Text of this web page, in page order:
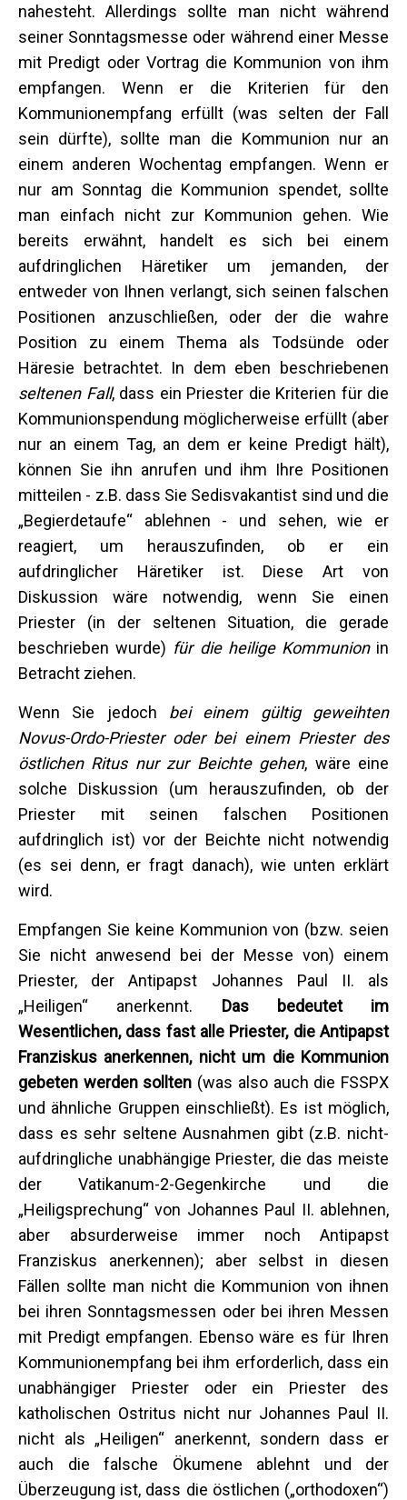
nahesteht. Allerdings sollte man nicht während
seiner Sonntagsmesse oder während einer Messe
mit Predigt oder Vortrag die Kommunion von ihm
empfangen. Wenn er die Kriterien für den
Kommunionempfang erfüllt (was selten der Fall
sein dürfte), sollte man die Kommunion nur an
einem anderen Wochentag empfangen. Wenn er
nur am Sonntag die Kommunion spendet, sollte
man einfach nicht zur Kommunion gehen. Wie
bereits erwähnt, handelt es sich bei einem
aufdringlichen Häretiker um jemanden, der
entweder von Ihnen verlangt, sich seinen falschen
Positionen anzuschließen, oder der die wahre
Position zu einem Thema als Todsünde oder
Häresie betrachtet. In dem eben beschriebenen
seltenen Fall, dass ein Priester die Kriterien für die
Kommunionspendung möglicherweise erfüllt (aber
nur an einem Tag, an dem er keine Predigt hält),
können Sie ihn anrufen und ihm Ihre Positionen
mitteilen - z.B. dass Sie Sedisvakantist sind und die
„Begierdetaufe“ ablehnen - und sehen, wie er
reagiert, um herauszufinden, ob er ein
aufdringlicher Häretiker ist. Diese Art von
Diskussion wäre notwendig, wenn Sie einen
Priester (in der seltenen Situation, die gerade
beschrieben wurde) für die heilige Kommunionin
Betracht ziehen.
Wenn Sie jedoch bei einem gültig geweihten
Novus-Ordo-Priester oder bei einem Priester des
östlichen Ritus nur zur Beichte gehen, wäre eine
solche Diskussion (um herauszufinden, ob der
Priester mit seinen falschen Positionen
aufdringlich ist) vor der Beichte nicht notwendig
(es sei denn, er fragt danach), wie unten erklärt
wird.
Empfangen Sie keine Kommunion von (bzw. seien
Sie nicht anwesend bei der Messe von) einem
Priester, der Antipapst Johannes Paul II. als
„Heiligen“ anerkennt. Das bedeutet im
Wesentlichen, dass fast alle Priester, die Antipapst
Franziskus anerkennen, nicht um die Kommunion
gebeten werden sollten (was also auch die FSSPX
und ähnliche Gruppen einschließt). Es ist möglich,
dass es sehr seltene Ausnahmen gibt (z.B. nicht-
aufdringliche unabhängige Priester, die das meiste
der Vatikanum-2-Gegenkirche und die
„Heiligsprechung“ von Johannes Paul II. ablehnen,
aber absurderweise immer noch Antipapst
Franziskus anerkennen); aber selbst in diesen
Fällen sollte man nicht die Kommunion von ihnen
bei ihren Sonntagsmessen oder bei ihren Messen
mit Predigt empfangen. Ebenso wäre es für Ihren
Kommunionempfang bei ihm erforderlich, dass ein
unabhängiger Priester oder ein Priester des
katholischen Ostritus nicht nur Johannes Paul II.
nicht als „Heiligen“ anerkennt, sondern dass er
auch die falsche Ökumene ablehnt und der
Überzeugung ist, dass die östlichen („orthodoxen“)